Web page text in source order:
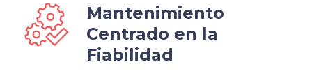
Mantenimiento
Centrado en la
Fiabilidad